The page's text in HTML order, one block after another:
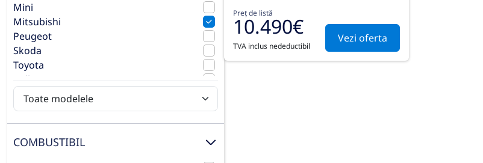
Mini
Mitsubishi
Peugeot
Skoda
Toyota
Volkswagen
Volvo
COMBUSTIBIL
Preț de listă
10.490€
TVA inclus nedeductibil
Vezi oferta